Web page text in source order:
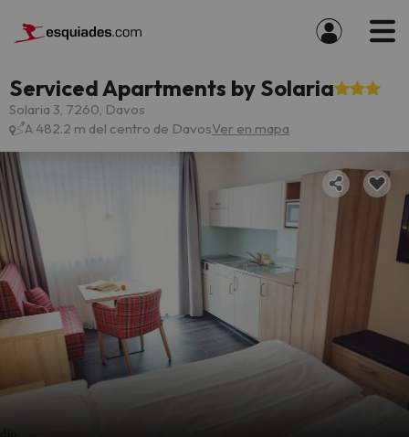
Serviced Apartments by Solaria
Solaria 3, 7260, Davos
A 482.2 m del centro de DavosVer en mapa